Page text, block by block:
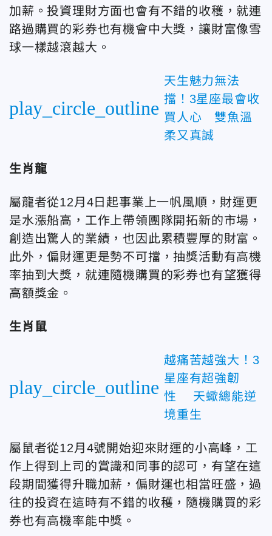
加薪。投資理財方面也會有不錯的收穫，就連
路過購買的彩券也有機會中大獎，讓財富像雪
球一樣越滾越大。
play_circle_outline
天生魅力無法
擋！3星座最會收
買人心 雙魚溫
柔又真誠
生肖龍
屬龍者從12月4日起事業上一帆風順，財運更
是水漲船高，工作上帶領團隊開拓新的市場，
創造出驚人的業績，也因此累積豐厚的財富。
此外，偏財運更是勢不可擋，抽獎活動有高機
率抽到大獎，就連隨機購買的彩券也有望獲得
高額獎金。
生肖鼠
play_circle_outline
越痛苦越強大！3
星座有超強韌
性 天蠍總能逆
境重生
屬鼠者從12月4號開始迎來財運的小高峰，工
作上得到上司的賞識和同事的認可，有望在這
段期間獲得升職加薪，偏財運也相當旺盛，過
往的投資在這時有不錯的收穫，隨機購買的彩
券也有高機率能中獎。